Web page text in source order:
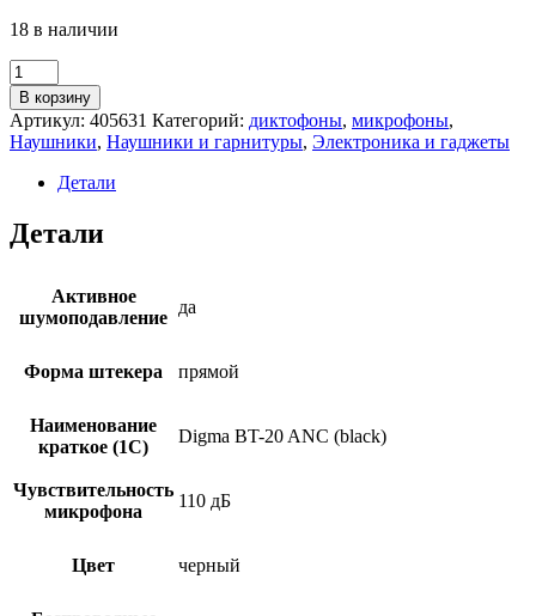
18 в наличии
Количество
товара
Наушники
Digma
BT-
черный
В корзину
Артикул: 405631 Категорий: диктофоны, микрофоны,
Наушники, Наушники и гарнитуры, Электроника и гаджеты
Детали
Детали
Активное
шумоподавление
да
Форма штекера прямой
Наименование
краткое (1C)
Digma BT-20 ANC (black)
Чувствительность
микрофона
110 дБ
Цвет черный